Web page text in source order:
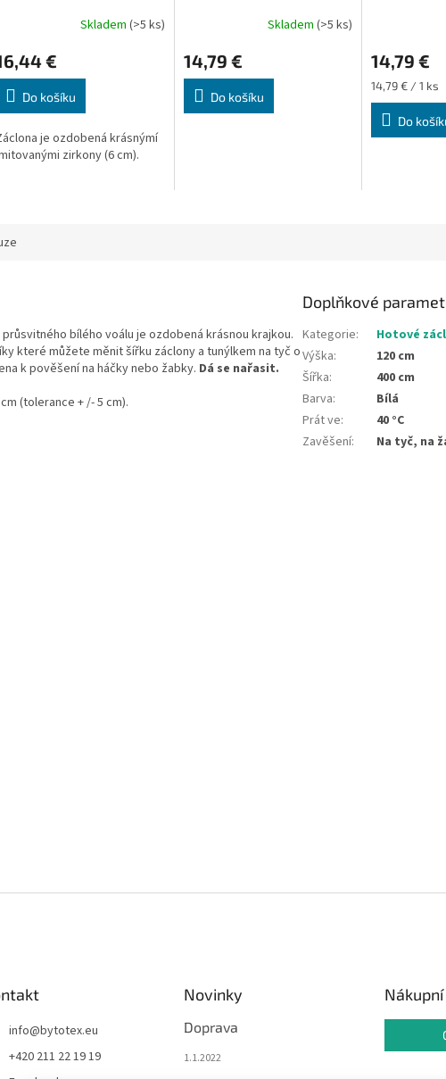
Skladem (>5 ks)
€
Do košíku
je ozdobená krásnýmí
zirkony (6 cm).
Skladem(>5 ks)
14,79 €
Do košíku
14,79 €
Měrná
cena:
14,79 € / 1 ks
Do
bílého voálu je ozdobená krásnou krajkou.
které můžete měnit šířku záclony a tunýlkem na tyč o
k pověšení na háčky nebo žabky. Dá se nařasit.
(tolerance + /- 5 cm).
Doplňkové
Kategorie:
Hotové
Výška:
120 cm
Šířka:
400 cm
Barva:
Bílá
Prát ve:
40 °C
Zavěšení: Na tyč, na
info@bytotex.eu
+420 211 22 19 19
Novinky
Doprava
1.1.2022